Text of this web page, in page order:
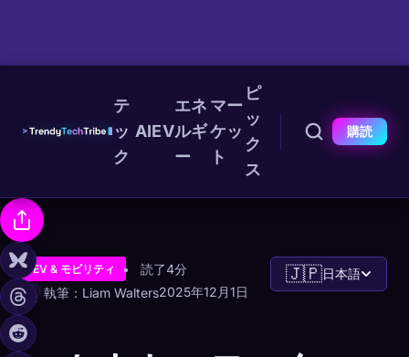
テ
ッ
ク
AIEV
エネ
ルギ
ー
マー
ケッ
ト
ピ
ッ
ク
ス
購読
EV & モビリティ
読了4分
執筆：Liam Walters2025年12月1日
🇯🇵日本語